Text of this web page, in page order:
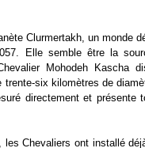
Clurmertakh, un monde
Elle semble être la
Mohodeh Kascha
six kilomètres de
directement et présente
Chevaliers ont installé